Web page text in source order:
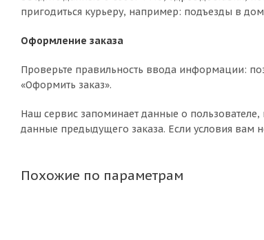
пригодиться курьеру, например: подъезды в
Оформление заказа
Проверьте правильность ввода информации:
«Оформить заказ».
Наш сервис запоминает данные о
данные предыдущего заказа. Если условия вам
Похожие по параметрам